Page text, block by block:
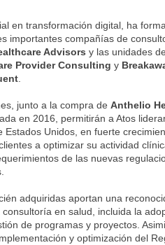
en transformación digital, ha
importantes compañías de
Advisors y las unidades de
Provider Consulting y
junto a la compra deAnthelio
en 2016, permitirán a Atos
Estados Unidos, en fuerte
a optimizar su actividad
de las nuevas
adquiridas aportan una
en salud, incluida la
de programas y proyectos.
y optimización del